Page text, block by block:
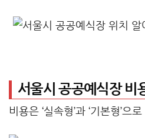
서울시 공공예식장 비
비용은 ‘실속형’과 ‘기본형’으